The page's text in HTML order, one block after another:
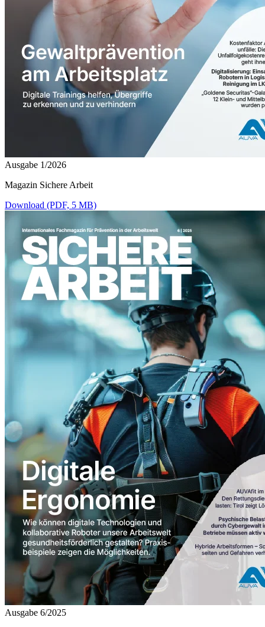
Ausgabe 1/2026
Magazin Sichere Arbeit
Download (PDF, 5 MB)
Ausgabe 6/2025